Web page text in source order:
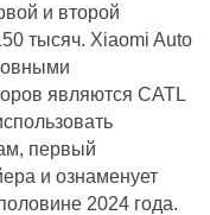
и второй
тысяч. Xiaomi Auto
являются CATL
первый
и ознаменует
2024 года.